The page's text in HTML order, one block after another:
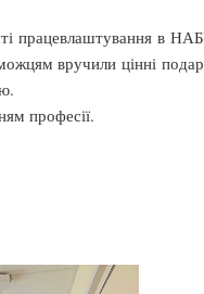
працевлаштування в
вручили цінні
професії.